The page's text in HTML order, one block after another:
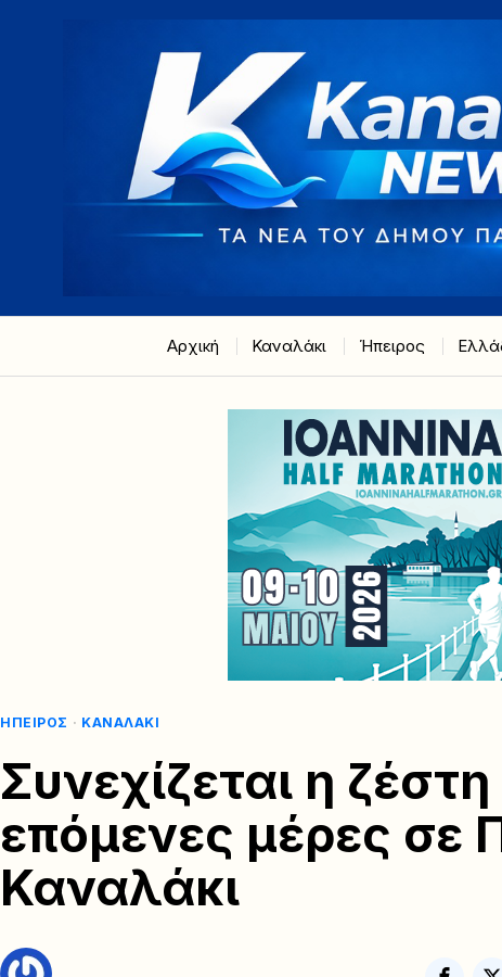
Αρχική Καναλάκι Ήπειρος
ΉΠΕΙΡΟΣ · ΚΑΝΑΛΆΚΙ
Συνεχίζεται η ζέστη
επόμενες μέρες σε
Καναλάκι